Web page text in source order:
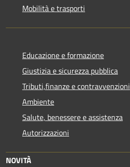
Mobilità e trasporti
Educazione e formazione
Giustizia e sicurezza pubblica
Tributi,finanze e contravvenzioni
Ambiente
Salute, benessere e assistenza
Autorizzazioni
NOVITÀ